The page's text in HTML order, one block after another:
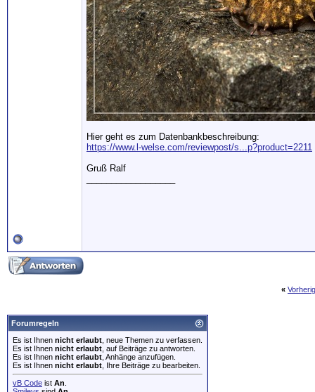
Hier geht es zum Datenbankbeschreibung:
https://www.l-welse.com/reviewpost/s...p?product=2211
Gruß Ralf
«
Forumregeln
Es ist Ihnen nicht erlaubt , neue Themen zu verfassen.
Es ist Ihnen nicht erlaubt , auf Beiträge zu antworten.
Es ist Ihnen nicht erlaubt , Anhänge anzufügen.
Es ist Ihnen nicht erlaubt , Ihre Beiträge zu bearbeiten.
vB Code ist An